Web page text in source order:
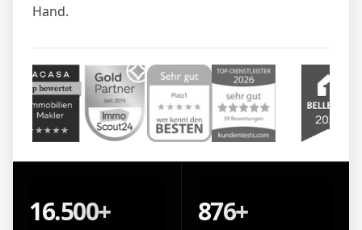
Hand.
16.500+ 876+